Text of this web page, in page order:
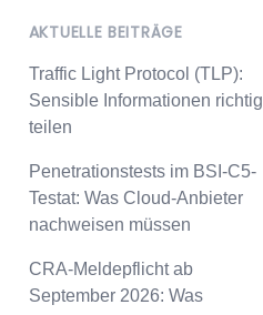
AKTUELLE BEITRÄGE
Traffic Light Protocol (TLP):
Sensible Informationen richtig
teilen
Penetrationstests im BSI-C5-
Testat: Was Cloud-Anbieter
nachweisen müssen
CRA-Meldepflicht ab
September 2026: Was